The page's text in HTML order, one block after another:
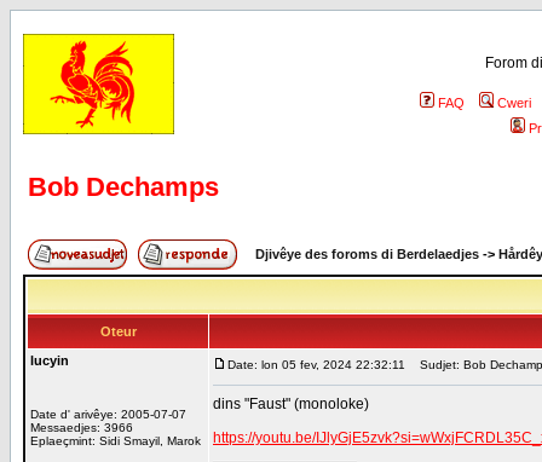
Forom
FAQ
Cweri
Bob Dechamps
Djivêye des foroms di Berdelaedjes ->
Oteur
lucyin
Date d' arivêye: 2005-07-07
Messaedjes: 3966
Eplaeçmint: Sidi Smayil, Marok
Date: lon 05 fev, 2024 22:32:11 Sudjet: Bob
dins "Faust" (monoloke)
https://youtu.be/